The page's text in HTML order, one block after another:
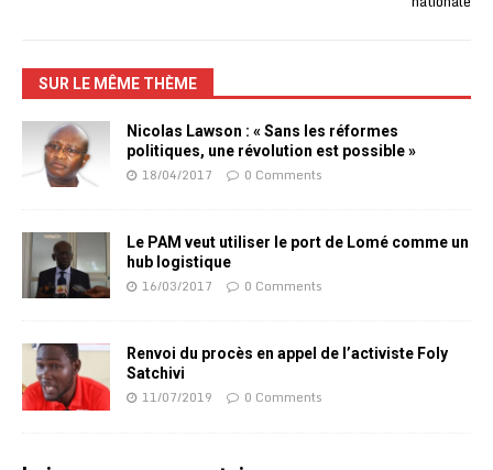
SUR LE MÊME THÈME
Nicolas Lawson : « Sans les réformes
politiques, une révolution est possible »
18/04/2017 0 Comments
Le PAM veut utiliser le port de Lomé comme un
hub logistique
16/03/2017 0 Comments
Renvoi du procès en appel de l’activiste Foly
Satchivi
11/07/2019 0 Comments